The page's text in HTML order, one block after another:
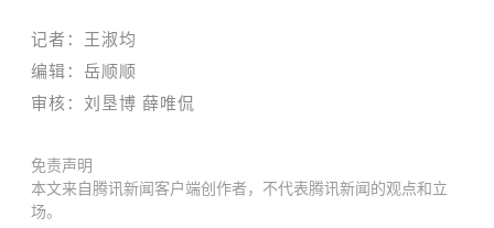
记者：王淑均
编辑：岳顺顺
审核：刘垦博 薛唯侃
免责声明
本文来自腾讯新闻客户端创作者，不代表腾讯新闻的观点和立
场。